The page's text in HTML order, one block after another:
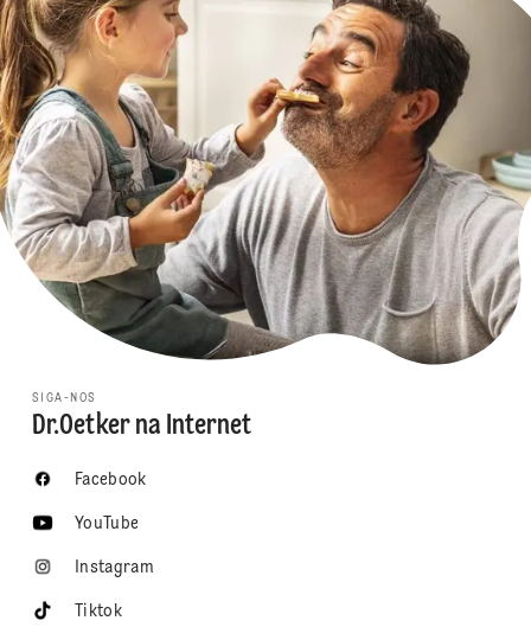
SIGA-NOS
Dr.Oetker na Internet
Facebook
YouTube
Instagram
Tiktok